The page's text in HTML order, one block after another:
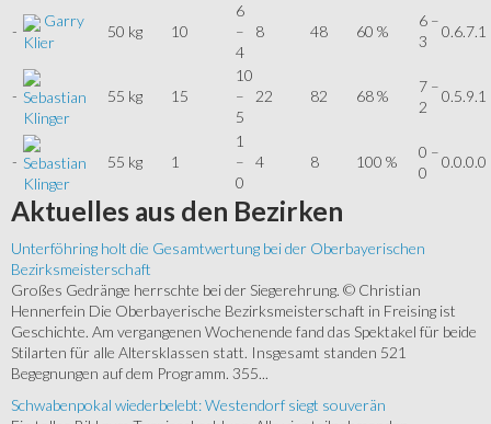
-
Garry
Klier
50 kg 10
6
–
4
8 48 60 %
6 –
3
0.6.7.1
- Sebastian
Klinger
55 kg 15
10
–
5
22 82 68 %
7 –
2
0.5.9.1
- Sebastian
Klinger
55 kg 1
1
–
0
4 8 100 %
0 –
0
0.0.0.0
Aktuelles aus den Bezirken
Unterföhring holt die Gesamtwertung bei der Oberbayerischen
Bezirksmeisterschaft
Großes Gedränge herrschte bei der Siegerehrung. © Christian
Hennerfein Die Oberbayerische Bezirksmeisterschaft in Freising ist
Geschichte. Am vergangenen Wochenende fand das Spektakel für beide
Stilarten für alle Altersklassen statt. Insgesamt standen 521
Begegnungen auf dem Programm. 355...
Schwabenpokal wiederbelebt: Westendorf siegt souverän